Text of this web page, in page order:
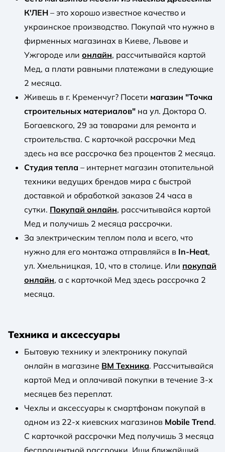
К'ЛЕН – это хорошо известное качество и
украинское производство. Покупай что нужно в
фирменных магазинах в Киеве, Львове и
Ужгороде или онлайн, рассчитывайся картой
Мед, а плати равными платежами в следующие
2 месяца.
Живешь в г. Кременчуг? Посети магазин "Точка
строительных материалов" на ул. Доктора О.
Богаевского, 29 за товарами для ремонта и
строительства. С карточкой рассрочки Мед
здесь на все рассрочка без процентов 2 месяца.
Студия тепла – интернет магазин отопительной
техники ведущих брендов мира с быстрой
доставкой и обработкой заказов 24 часа в
сутки. Покупай онлайн, рассчитывайся картой
Мед и получишь 2 месяца рассрочки.
За электрическим теплом пола и всего, что
нужно для его монтажа отправляйся в In-Heat,
ул. Хмельницкая, 10, что в столице. Или покупай
онлайн, а с карточкой Мед здесь рассрочка 2
месяца.
Техника и аксессуары
Бытовую технику и электронику покупай
онлайн в магазине ВМ Техника. Рассчитывайся
картой Мед и оплачивай покупки в течение 3-х
месяцев без переплат.
Чехлы и аксессуары к смартфонам покупай в
одном из 22-х киевских магазинов Mobile Trend.
С карточкой рассрочки Мед получишь 3 месяца
беспроцентной рассрочки. Ищи ближайший